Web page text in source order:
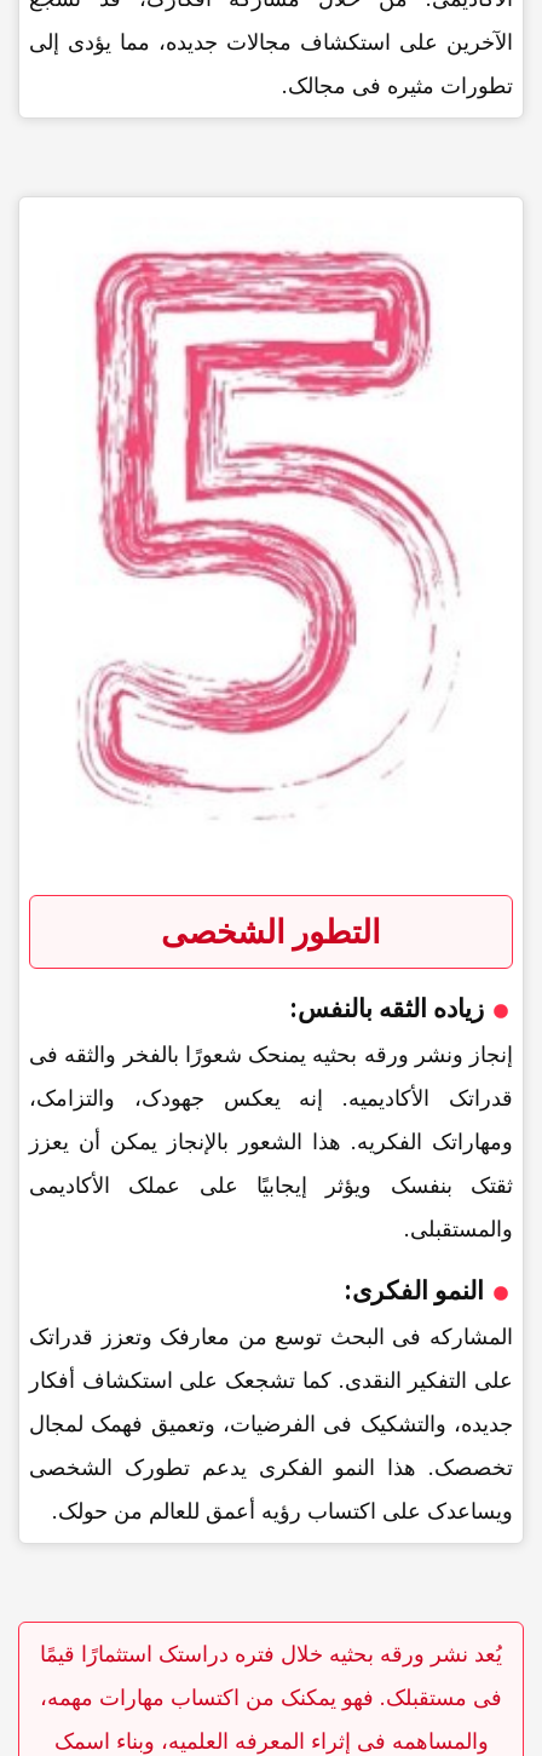
الآخرین على استکشاف مجالات جدیده، مما یؤدی إلى
تطورات مثیره فی مجالک.
التطور الشخصی
زیاده الثقه بالنفس:
إنجاز ونشر ورقه بحثیه یمنحک شعورًا بالفخر والثقه فی
قدراتک الأکادیمیه. إنه یعکس جهودک، والتزامک،
ومهاراتک الفکریه. هذا الشعور بالإنجاز یمکن أن یعزز
ثقتک بنفسک ویؤثر إیجابیًا على عملک الأکادیمی
والمستقبلی.
النمو الفکری:
المشارکه فی البحث توسع من معارفک وتعزز قدراتک
على التفکیر النقدی. کما تشجعک على استکشاف أفکار
جدیده، والتشکیک فی الفرضیات، وتعمیق فهمک لمجال
تخصصک. هذا النمو الفکری یدعم تطورک الشخصی
ویساعدک على اکتساب رؤیه أعمق للعالم من حولک.
یُعد نشر ورقه بحثیه خلال فتره دراستک استثمارًا قیمًا
فی مستقبلک. فهو یمکنک من اکتساب مهارات مهمه،
والمساهمه فی إثراء المعرفه العلمیه، وبناء اسمک